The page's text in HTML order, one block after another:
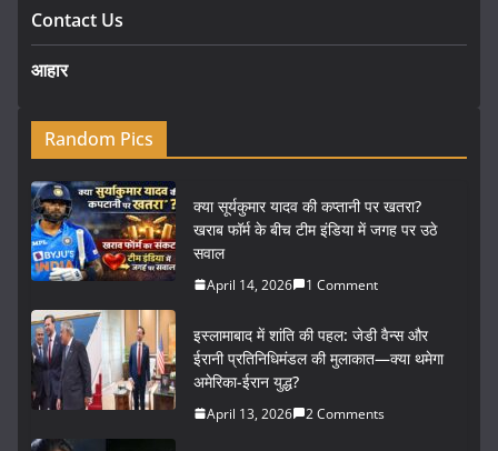
Contact Us
आहार
Random Pics
क्या सूर्यकुमार यादव की कप्तानी पर खतरा?
खराब फॉर्म के बीच टीम इंडिया में जगह पर उठे
सवाल
April 14, 2026 1 Comment
इस्लामाबाद में शांति की पहल: जेडी वैन्स और
ईरानी प्रतिनिधिमंडल की मुलाकात—क्या थमेगा
अमेरिका-ईरान युद्ध?
April 13, 2026 2 Comments